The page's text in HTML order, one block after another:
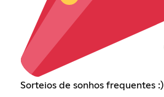
Sorteios de sonhos frequentes :)